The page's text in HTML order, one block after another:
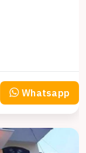
Whatsapp